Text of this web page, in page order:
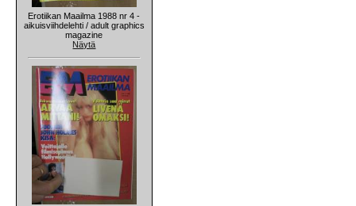
Erotiikan Maailma 1988 nr 4 -
aikuisviihdelehti / adult graphics
magazine
Näytä